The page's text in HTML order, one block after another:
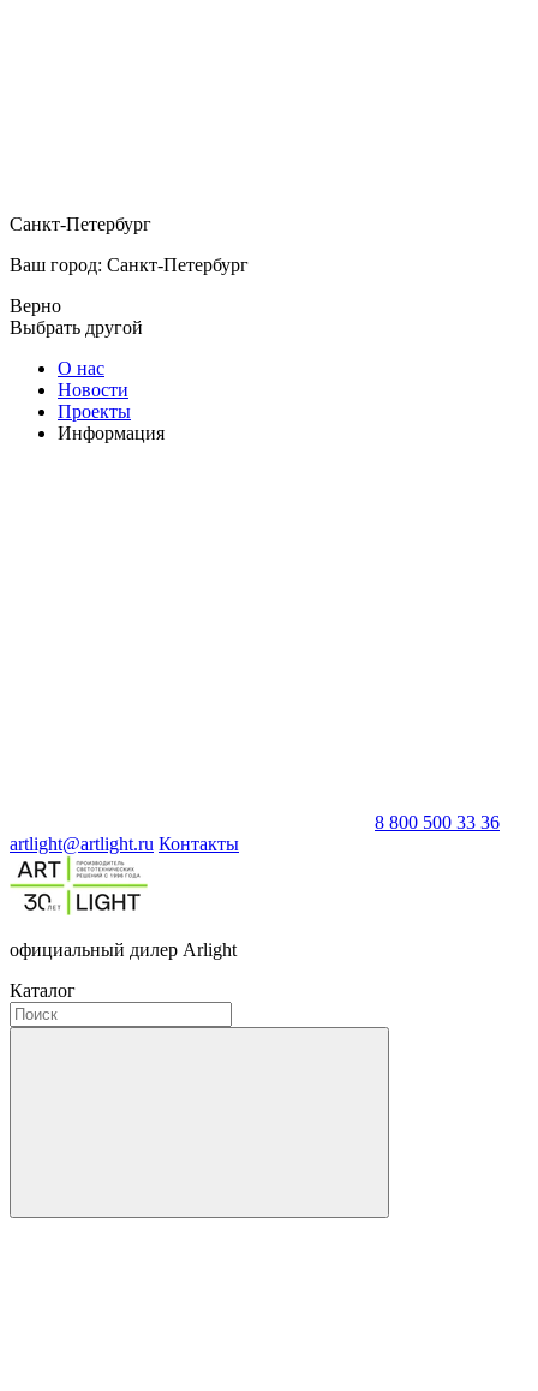
Санкт-Петербург
Ваш город: Санкт-Петербург
Верно
Выбрать другой
О нас
Новости
Проекты
Информация
8 800 500 33 36
artlight@artlight.ru Контакты
официальный дилер Arlight
Каталог